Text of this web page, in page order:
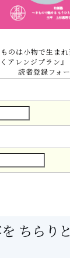
のは小物で生ま
アレンジプラン』
読者登録フォ
ちらり